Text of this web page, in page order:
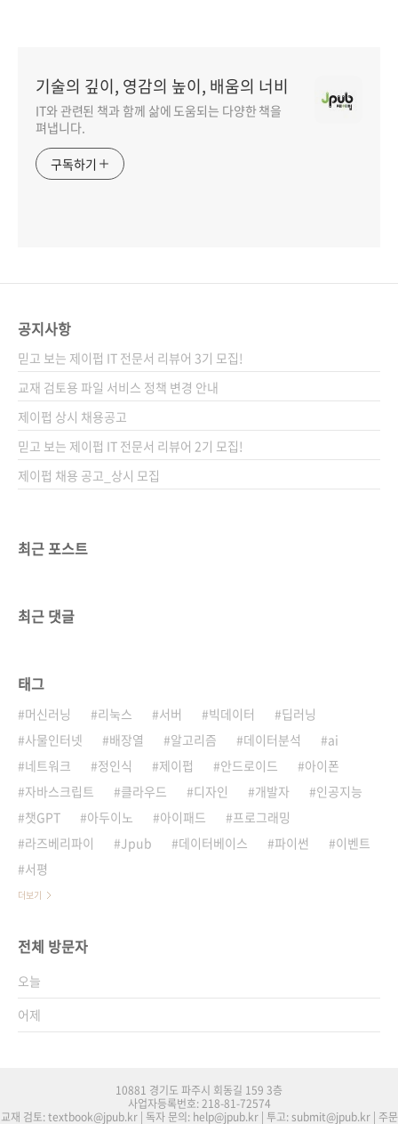
기술의 깊이, 영감의 높이, 배움의 너비
IT와 관련된 책과 함께 삶에 도움되는 다양한 책을
펴냅니다.
구독하기
공지사항
믿고 보는 제이펍 IT 전문서 리뷰어 3기 모집!
교재 검토용 파일 서비스 정책 변경 안내
제이펍 상시 채용공고
믿고 보는 제이펍 IT 전문서 리뷰어 2기 모집!
제이펍 채용 공고_상시 모집
최근 포스트
최근 댓글
태그
머신러닝 리눅스 서버 빅데이터
딥러닝
사물인터넷
배장열 알고리즘 데이터분석
ai
네트워크
정인식 제이펍 안드로이드
아이폰
자바스크립트
클라우드 디자인 개발자
인공지능
챗GPT
아두이노 아이패드
프로그래밍
라즈베리파이
Jpub 데이터베이스 파이썬
이벤트
서평
더보기
전체 방문자
오늘
어제
10881 경기도 파주시 회동길 159 3층
사업자등록번호: 218-81-72574
교재 검토: textbook@jpub.kr | 독자 문의: help@jpub.kr | 투고: submit@jpub.kr | 주문